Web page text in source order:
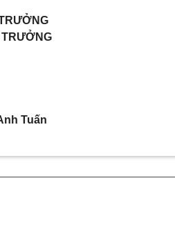
TRƯỞNG
Tuấn